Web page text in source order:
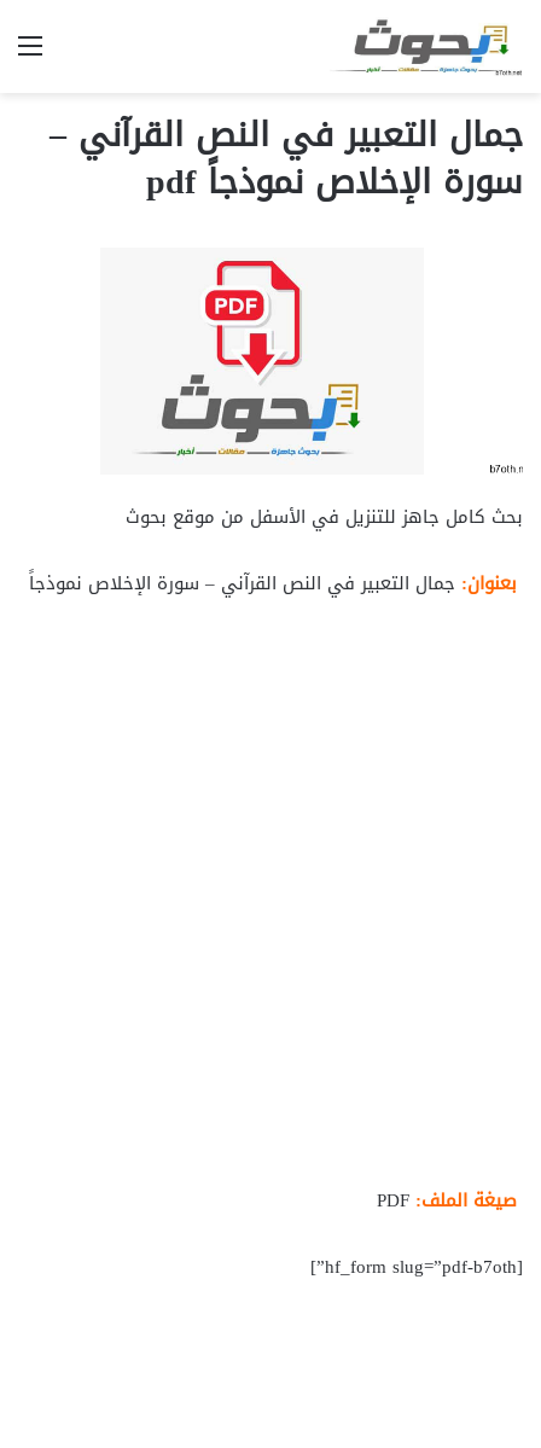
جمال التعبير في النص القرآني –
سورة الإخلاص نموذجاً pdf
بحث كامل جاهز للتنزيل في الأسفل من موقع بحوث
بعنوان: جمال التعبير في النص القرآني – سورة الإخلاص نموذجاً
صيغة الملف:
[hf_form slug=”pdf-b7oth”]